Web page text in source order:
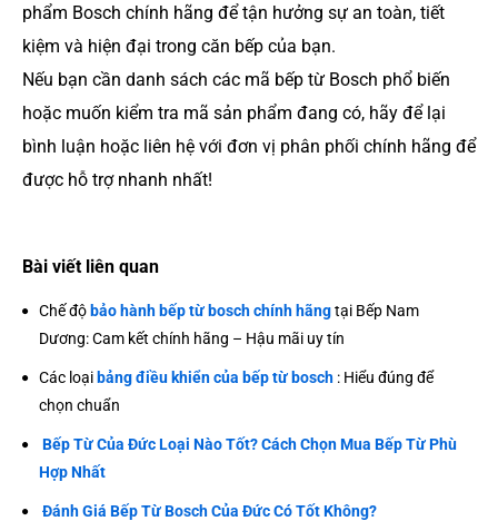
phẩm Bosch chính hãng để tận hưởng sự an toàn, tiết
kiệm và hiện đại trong căn bếp của bạn.
Nếu bạn cần danh sách các mã bếp từ Bosch phổ biến
hoặc muốn kiểm tra mã sản phẩm đang có, hãy để lại
bình luận hoặc liên hệ với đơn vị phân phối chính hãng để
được hỗ trợ nhanh nhất!
Bài viết liên quan
Chế độ bảo hành bếp từ bosch chính hãngtại Bếp Nam
Dương: Cam kết chính hãng – Hậu mãi uy tín
Các loại bảng điều khiển của bếp từ bosch : Hiểu đúng để
chọn chuẩn
Bếp Từ Của Đức Loại Nào Tốt? Cách Chọn Mua Bếp Từ Phù
Hợp Nhất
Đánh Giá Bếp Từ Bosch Của Đức Có Tốt Không?